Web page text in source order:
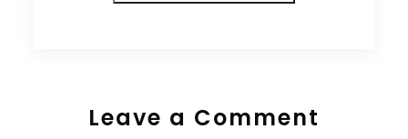
Leave a Comment